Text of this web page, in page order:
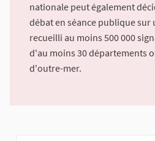
nationale peut également
débat en séance publique
recueilli au moins 500 000
d'au moins 30 départements
d'outre-mer.